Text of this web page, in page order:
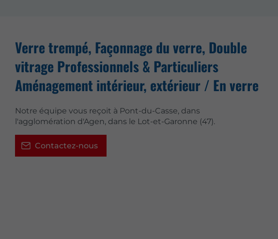
Verre trempé, Façonnage du verre, Double
vitrage Professionnels & Particuliers
Aménagement intérieur, extérieur / En verre
Notre équipe vous reçoit à Pont-du-Casse, dans
l'agglomération d'Agen, dans le Lot-et-Garonne (47).
Contactez-nous